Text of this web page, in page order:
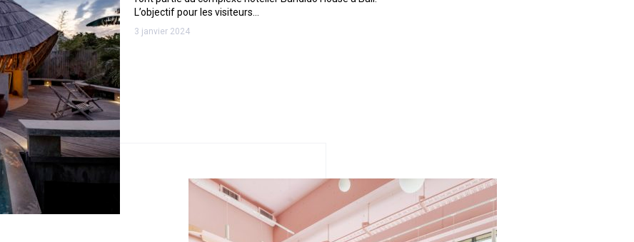
L’objectif pour les visiteurs…
3 janvier 2024